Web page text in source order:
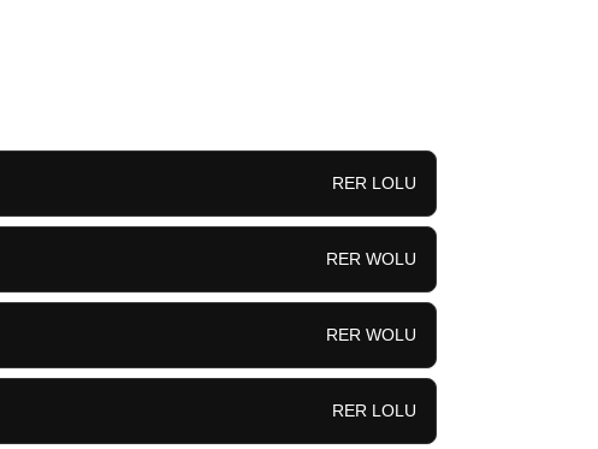
RER LOLU
RER WOLU
RER WOLU
RER LOLU